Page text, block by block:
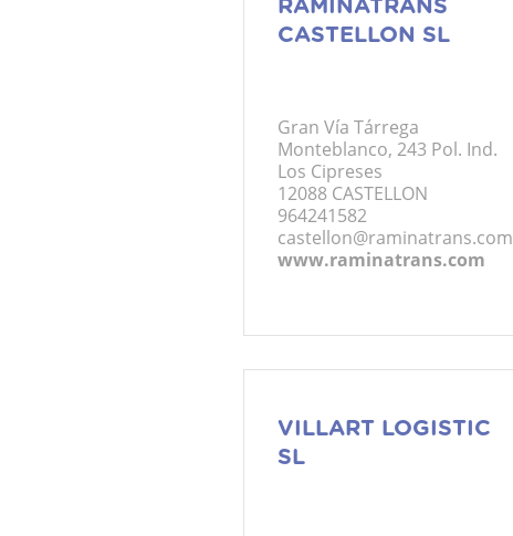
RAMINATRANS
CASTELLON SL
Gran Vía Tárrega
Monteblanco, 243 Pol. Ind.
Los Cipreses
12088 CASTELLON
964241582
castellon@raminatrans.com
www.raminatrans.com
VILLART LOGISTIC
SL